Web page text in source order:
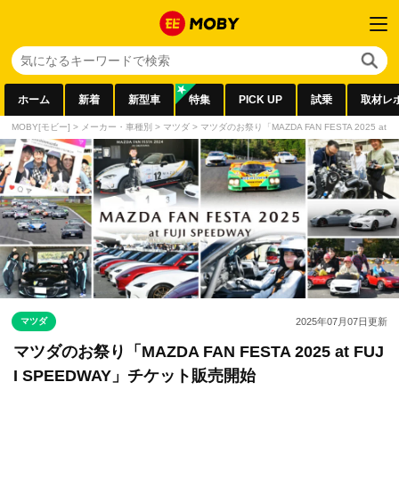
ホーム 新着 新型車 特集 PICK UP 試乗 取材レ
MOBY[モビー] > メーカー・車種別 > マツダ > マツダのお祭り「MAZDA FAN FESTA 2025 at
マツダ 2025年07月07日更新
マツダのお祭り「MAZDA FAN FESTA 2025 at FUJ
I SPEEDWAY」チケット販売開始